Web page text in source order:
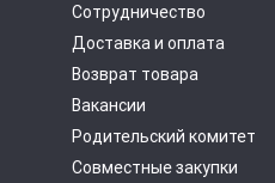
Сотрудничество
Доставка и оплата
Возврат товара
Вакансии
Родительский комитет
Совместные закупки